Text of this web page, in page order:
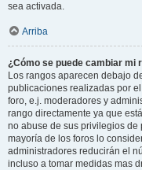
sea activada.
Arriba
¿Cómo se puede cambiar mi
Los rangos aparecen debajo
publicaciones realizadas por
foro, e.j. moderadores y
rango directamente ya que
no abuse de sus privilegios
mayoría de los foros lo
administradores reducirán el
incluso a tomar medidas mas